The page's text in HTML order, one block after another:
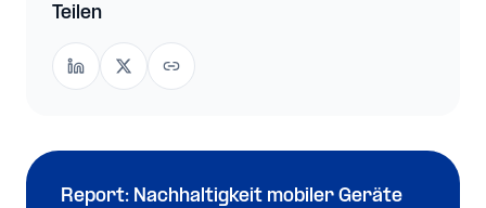
Teilen
Report: Nachhaltigkeit mobiler Geräte